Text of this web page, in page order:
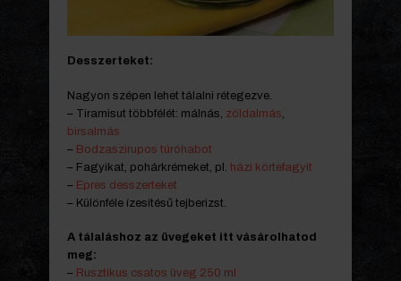
Desszerteket:
Nagyon szépen lehet tálalni rétegezve.
– Tiramisut többfélét: málnás, zöldalmás
birsalmás
– Bodzaszirupos túróhabot
– Fagyikat, pohárkrémeket, pl. házi körtefagyit
– Epres desszerteket
– Különféle ízesítésű tejberizst.
A tálaláshoz az üvegeket itt vásárolhatod
meg:
– Rusztikus csatos üveg 250 ml